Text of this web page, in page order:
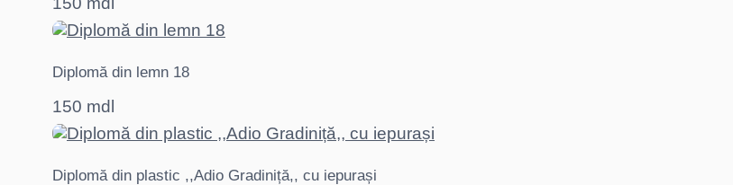
Diplomă din lemn 18
150 mdl
Diplomă din plastic ,,Adio Gradiniță,, cu iepurași